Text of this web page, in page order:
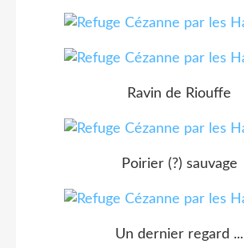
Ravin de Riouffe
Poirier (?) sauvage
Un dernier regard ...